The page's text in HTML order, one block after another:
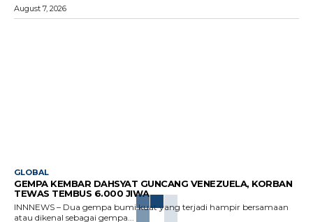
August 7, 2026
GLOBAL
GEMPA KEMBAR DAHSYAT GUNCANG VENEZUELA, KORBAN
TEWAS TEMBUS 6.000 JIWA
INNNEWS – Dua gempa bumi kuat yang terjadi hampir bersamaan
atau dikenal sebagai gempa...